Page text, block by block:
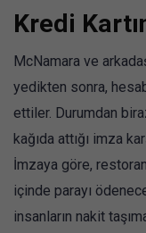
Kredi
McNamara ve
yedikten sonra,
ettiler. Durumdan
kağıda attığı imza
İmzaya göre,
içinde parayı
insanların nakit